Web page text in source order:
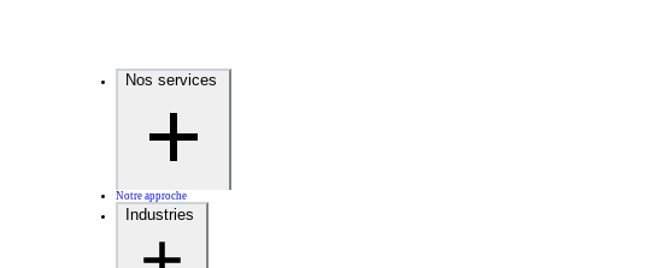
Nos services
Notre approche
Industries